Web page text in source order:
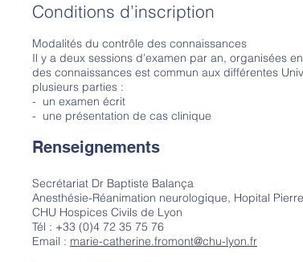
Conditions d’inscription
Modalités du contrôle des connaissances
Il y a deux sessions d’examen par an, organisées
des connaissances est commun aux différentes
plusieurs parties :
- un examen écrit
- une présentation de cas clinique
Renseignements
Secrétariat Dr Baptiste Balança
Anesthésie-Réanimation neurologique, Hopital
CHU Hospices Civils de Lyon
Tél : +33 (0)4 72 35 75 76
Email : marie-catherine.fromont@chu-lyon.fr